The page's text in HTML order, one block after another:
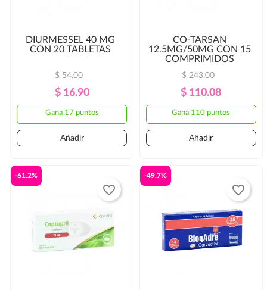
DIURMESSEL 40 MG
CON 20 TABLETAS
Precio
Regular
$ 54.00
Precio
$ 16.90
Gana 17 puntos
Añadir
CO-TARSAN
12.5MG/50MG CON 15
COMPRIMIDOS
Precio
Regular
$ 243.00
Precio
$ 110.08
Gana 110 puntos
Añadir
-61.2%
favorite_border
-49.7%
favorite_border